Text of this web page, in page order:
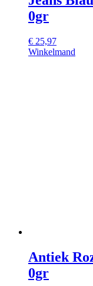
0gr
€ 25,97
Winkelmand
Antiek
0gr